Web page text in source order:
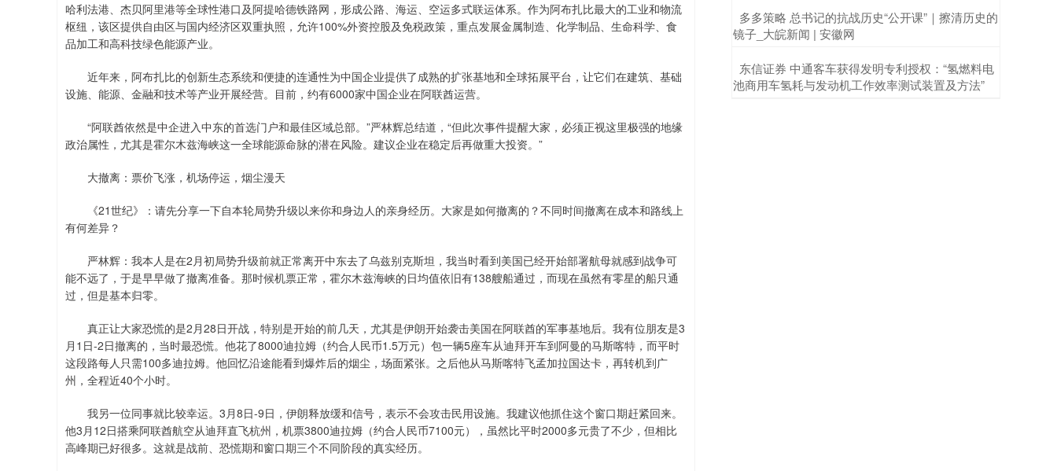
哈利法港、杰贝阿里港等全球性港口及阿提哈德铁路网，形成公路、海运、空运多式联运体系。作为阿布扎比最大的工业和物流
枢纽，该区提供自由区与国内经济区双重执照，允许100%外资控股及免税政策，重点发展金属制造、化学制品、生命科学、食
品加工和高科技绿色能源产业。
近年来，阿布扎比的创新生态系统和便捷的连通性为中国企业提供了成熟的扩张基地和全球拓展平台，让它们在建筑、基础
设施、能源、金融和技术等产业开展经营。目前，约有6000家中国企业在阿联酋运营。
“阿联酋依然是中企进入中东的首选门户和最佳区域总部。”严林辉总结道，“但此次事件提醒大家，必须正视这里极强的地缘
政治属性，尤其是霍尔木兹海峡这一全球能源命脉的潜在风险。建议企业在稳定后再做重大投资。”
大撤离：票价飞涨，机场停运，烟尘漫天
《21世纪》：请先分享一下自本轮局势升级以来你和身边人的亲身经历。大家是如何撤离的？不同时间撤离在成本和路线上
有何差异？
严林辉：我本人是在2月初局势升级前就正常离开中东去了乌兹别克斯坦，我当时看到美国已经开始部署航母就感到战争可
能不远了，于是早早做了撤离准备。那时候机票正常，霍尔木兹海峡的日均值依旧有138艘船通过，而现在虽然有零星的船只通
过，但是基本归零。
真正让大家恐慌的是2月28日开战，特别是开始的前几天，尤其是伊朗开始袭击美国在阿联酋的军事基地后。我有位朋友是3
月1日-2日撤离的，当时最恐慌。他花了8000迪拉姆（约合人民币1.5万元）包一辆5座车从迪拜开车到阿曼的马斯喀特，而平时
这段路每人只需100多迪拉姆。他回忆沿途能看到爆炸后的烟尘，场面紧张。之后他从马斯喀特飞孟加拉国达卡，再转机到广
州，全程近40个小时。
我另一位同事就比较幸运。3月8日-9日，伊朗释放缓和信号，表示不会攻击民用设施。我建议他抓住这个窗口期赶紧回来。
他3月12日搭乘阿联酋航空从迪拜直飞杭州，机票3800迪拉姆（约合人民币7100元），虽然比平时2000多元贵了不少，但相比
高峰期已好很多。这就是战前、恐慌期和窗口期三个不同阶段的真实经历。
​多多策略 总书记的抗战历史“公开课”｜擦清历史的
镜子_大皖新闻 | 安徽网
​东信证券 中通客车获得发明专利授权：“氢燃料电
池商用车氢耗与发动机工作效率测试装置及方法”